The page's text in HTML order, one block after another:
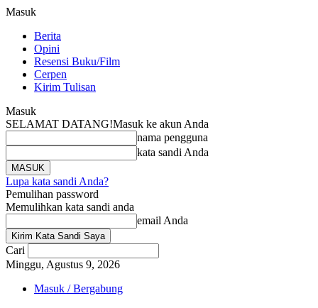
Masuk
Berita
Opini
Resensi Buku/Film
Cerpen
Kirim Tulisan
Masuk
SELAMAT DATANG!Masuk ke akun Anda
nama pengguna
kata sandi Anda
Lupa kata sandi Anda?
Pemulihan password
Memulihkan kata sandi anda
email Anda
Cari
Minggu, Agustus 9, 2026
Masuk / Bergabung